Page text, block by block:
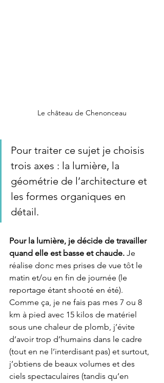
Le château de Chenonceau
Pour traiter ce sujet je choisis
trois axes : la lumière, la
géométrie de l’architecture et
les formes organiques en
détail.
Pour la lumière, je décide de travailler
quand elle est basse et chaude. Je
réalise donc mes prises de vue tôt le
matin et/ou en fin de journée (le
reportage étant shooté en été).
Comme ça, je ne fais pas mes 7 ou 8
km à pied avec 15 kilos de matériel
sous une chaleur de plomb, j’évite
d’avoir trop d’humains dans le cadre
(tout en ne l’interdisant pas) et surtout,
j’obtiens de beaux volumes et des
ciels spectaculaires (tandis qu’en